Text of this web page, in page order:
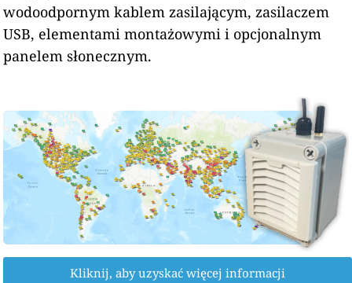
wodoodpornym kablem zasilającym, zasilaczem
USB, elementami montażowymi i opcjonalnym
panelem słonecznym.
Kliknij, aby uzyskać więcej informacji